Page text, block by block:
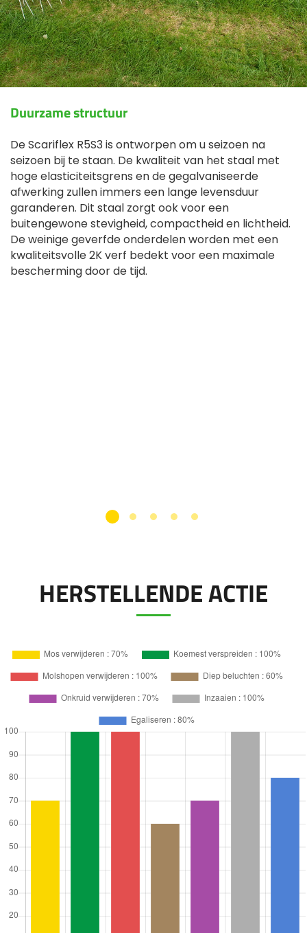
Duurzame structuur
De Scariflex R5S3 is ontworpen om u seizoen na
seizoen bij te staan. De kwaliteit van het staal met
hoge elasticiteitsgrens en de gegalvaniseerde
afwerking zullen immers een lange levensduur
garanderen. Dit staal zorgt ook voor een
buitengewone stevigheid, compactheid en lichtheid.
De weinige geverfde onderdelen worden met een
kwaliteitsvolle 2K verf bedekt voor een maximale
bescherming door de tijd.
HERSTELLENDE ACTIE